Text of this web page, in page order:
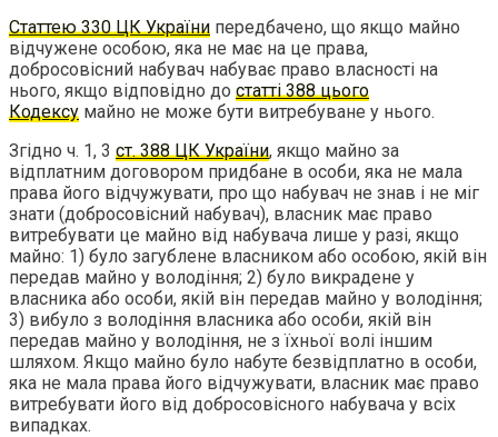
Статтею 330 ЦК України передбачено, що якщо майно
відчужене особою, яка не має на це права,
добросовісний набувач набуває право власності на
нього, якщо відповідно до статті 388 цього
Кодексу майно не може бути витребуване у нього.
Згідно ч. 1, 3 ст. 388 ЦК України, якщо майно за
відплатним договором придбане в особи, яка не мала
права його відчужувати, про що набувач не знав і не міг
знати (добросовісний набувач), власник має право
витребувати це майно від набувача лише у разі, якщо
майно: 1) було загублене власником або особою, якій він
передав майно у володіння; 2) було викрадене у
власника або особи, якій він передав майно у володіння;
3) вибуло з володіння власника або особи, якій він
передав майно у володіння, не з їхньої волі іншим
шляхом. Якщо майно було набуте безвідплатно в особи,
яка не мала права його відчужувати, власник має право
витребувати його від добросовісного набувача у всіх
випадках.